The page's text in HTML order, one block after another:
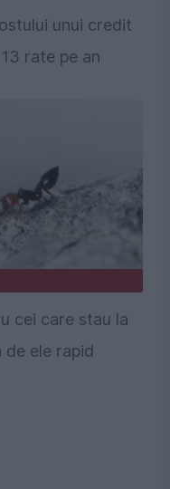
unui credit
rate pe an
cei care stau la
de ele rapid